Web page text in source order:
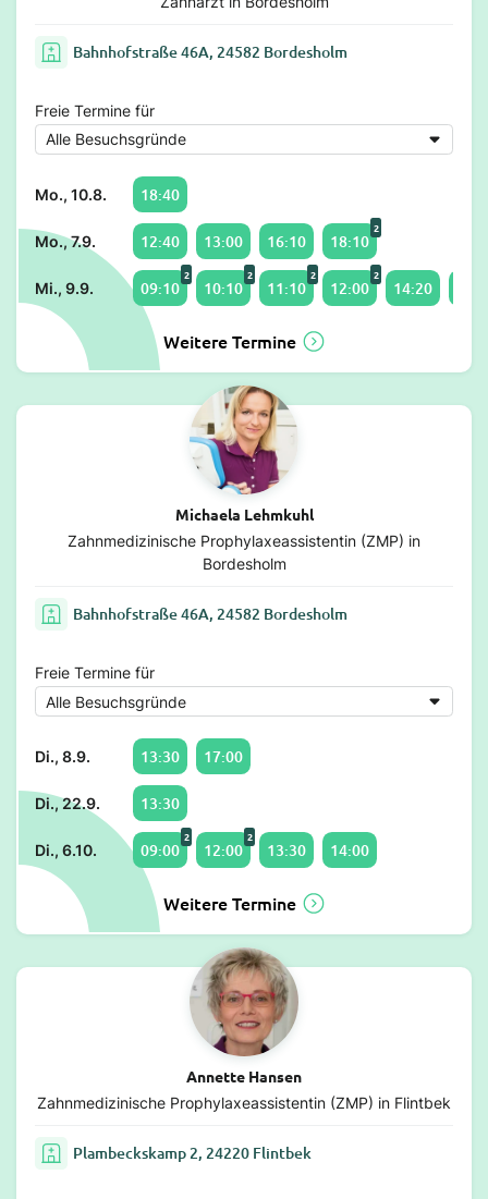
Bahnhofstraße 46A, 24582 Bordesholm
Freie Termine für
Mo., 10.8. 18:40
Mo., 7.9. 12:40 13:00 16:10 18:10
2
Mi., 9.9. 09:10
2
10:10
2
11:10
2
12:00
2
14:20
Weitere Termine
Michaela Lehmkuhl
Zahnmedizinische Prophylaxeassistentin (ZMP) in
Bordesholm
Bahnhofstraße 46A, 24582 Bordesholm
Freie Termine für
Di., 8.9. 13:30 17:00
Di., 22.9. 13:30
Di., 6.10. 09:00
2
12:00
2
13:30 14:00
Weitere Termine
Annette Hansen
Zahnmedizinische Prophylaxeassistentin (ZMP) in Flintbek
Plambeckskamp 2, 24220 Flintbek